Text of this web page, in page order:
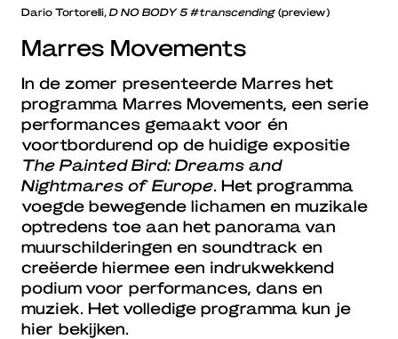
Dario Tortorelli, D NO BODY 5 #transcending (preview)
Marres Movements
In de zomer presenteerde Marres het
programma Marres Movements, een serie
performances gemaakt voor én
voortbordurend op de huidige expositie
The Painted Bird: Dreams and
Nightmares of Europe. Het programma
voegde bewegende lichamen en muzikale
optredens toe aan het panorama van
muurschilderingen en soundtrack en
creëerde hiermee een indrukwekkend
podium voor performances, dans en
muziek. Het volledige programma kun je
hier bekijken.